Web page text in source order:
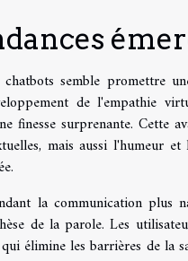
semble promettre
de l'empathie
finesse surprenante. Cette
mais aussi l'humeur
la communication plus
de la parole. Les
élimine les barrières de la